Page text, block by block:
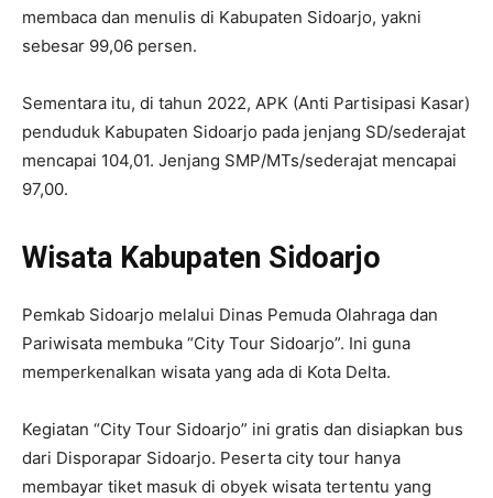
membaca dan menulis di Kabupaten Sidoarjo, yakni
sebesar 99,06 persen.
Sementara itu, di tahun 2022, APK (Anti Partisipasi Kasar)
penduduk Kabupaten Sidoarjo pada jenjang SD/sederajat
mencapai 104,01. Jenjang SMP/MTs/sederajat mencapai
97,00.
Wisata Kabupaten Sidoarjo
Pemkab Sidoarjo melalui Dinas Pemuda Olahraga dan
Pariwisata membuka “City Tour Sidoarjo”. Ini guna
memperkenalkan wisata yang ada di Kota Delta.
Kegiatan “City Tour Sidoarjo” ini gratis dan disiapkan bus
dari Disporapar Sidoarjo. Peserta city tour hanya
membayar tiket masuk di obyek wisata tertentu yang